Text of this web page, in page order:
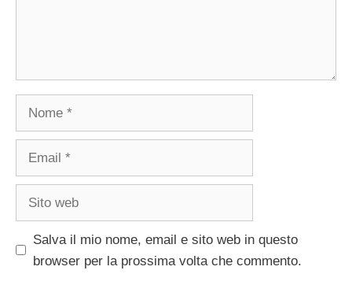
Salva il mio nome, email e sito web in questo
browser per la prossima volta che commento.